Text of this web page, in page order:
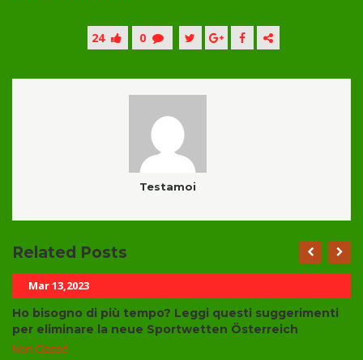
24 0
Testamoi
Related Posts
Mar 13,2023
Ho bisogno di più tempo? Leggi questi suggerimenti
per eliminare la neue Sportwetten Österreich
Non Classé